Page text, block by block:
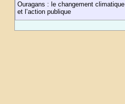
Ouragans : le changement climatique
et l’action publique